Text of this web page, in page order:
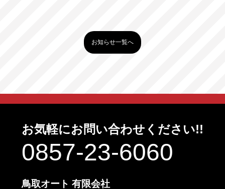
お知らせ一覧へ
お気軽にお問い合わせください!!
0857-23-6060
鳥取オート 有限会社